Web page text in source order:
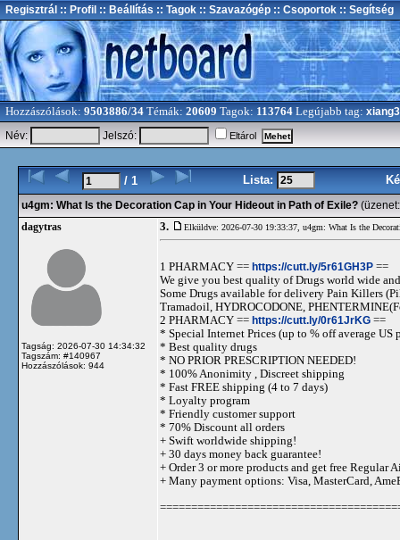
Regisztrál :: Profil :: Beállítás :: Tagok :: Szavazógép :: Csoportok :: Segítség
Hozzászólások: 9503886/34 Témák: 20609 Tagok: 113764 Legújabb tag:
Név:
Jelszó: Eltárol
/ 1 Lista:
u4gm: What Is the Decoration Cap in Your Hideout in Path of Exile?
dagytras
Tagság: 2026-07-30 14:34:32
Tagszám: #140967
Hozzászólások: 944
3. Elküldve: 2026-07-30 19:33:37, u4gm: What Is the
1 PHARMACY == https://cutt.ly/5r61GH3P ==
We give you best quality of Drugs world wide
Some Drugs available for delivery Pain Killers
Tramadoil, HYDROCODONE,
2 PHARMACY == https://cutt.ly/0r61JrKG ==
* Special Internet Prices (up to % off average US
* Best quality drugs
* NO PRIOR PRESCRIPTION NEEDED!
* 100% Anonimity , Discreet shipping
* Fast FREE shipping (4 to 7 days)
* Loyalty program
* Friendly customer support
* 70% Discount all orders
+ Swift worldwide shipping!
+ 30 days money back guarantee!
+ Order 3 or more products and get free Regular
+ Many payment options: Visa, MasterCard,